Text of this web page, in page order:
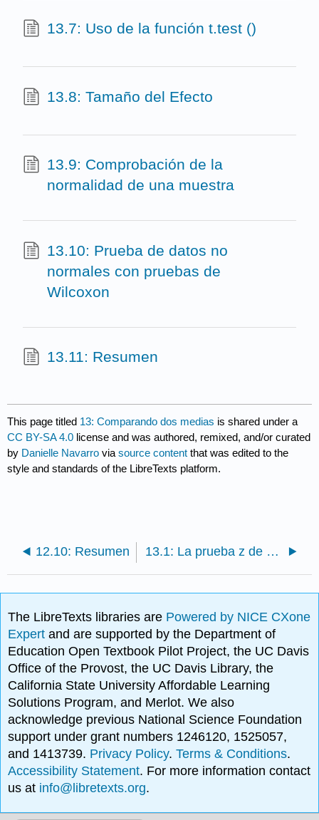
13.7: Uso de la función t.test ()
13.8: Tamaño del Efecto
13.9: Comprobación de la
normalidad de una muestra
13.10: Prueba de datos no
normales con pruebas de
Wilcoxon
13.11: Resumen
This page titled 13: Comparando dos medias is shared under a
CC BY-SA 4.0 license and was authored, remixed, and/or curated
by Danielle Navarro viasource content that was edited to the
style and standards of the LibreTexts platform.
12.10: Resumen 13.1: La prueba z de una muestra
The LibreTexts libraries are Powered by NICE CXone
Expertand are supported by the Department of
Education Open Textbook Pilot Project, the UC Davis
Office of the Provost, the UC Davis Library, the
California State University Affordable Learning
Solutions Program, and Merlot. We also
acknowledge previous National Science Foundation
support under grant numbers 1246120, 1525057,
and 1413739. Privacy Policy.Terms & Conditions.
Accessibility Statement. For more information contact
us at info@libretexts.org.